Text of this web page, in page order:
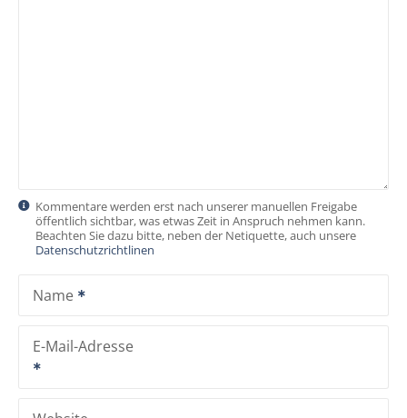
g
o
Kommentare werden erst nach unserer manuellen Freigabe
öffentlich sichtbar, was etwas Zeit in Anspruch nehmen kann.
Beachten Sie dazu bitte, neben der Netiquette, auch unsere
Datenschutzrichtlinen
Name
E-Mail-Adresse